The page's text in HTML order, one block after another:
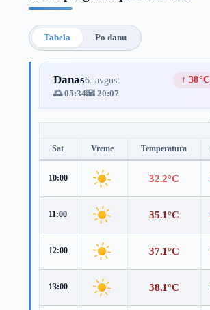
Tabela Po danu
Danas6. avgust ↑ 38°C
🌅 05:34🌇 20:07
Sat Vreme Temperatura
10:00 32.2°C
11:00 35.1°C
12:00 37.1°C
13:00 38.1°C